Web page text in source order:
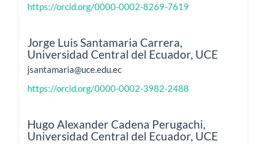
https://orcid.org/0000-0002-8269-7619
Jorge Luis Santamaria Carrera,
Universidad Central del Ecuador, UCE
jsantamaria@uce.edu.ec
https://orcid.org/0000-0002-3982-2488
Hugo Alexander Cadena Perugachi,
Universidad Central del Ecuador, UCE